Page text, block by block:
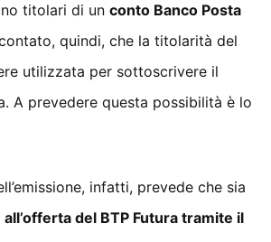
titolari di un conto Banco Posta
quindi, che la titolarità del
utilizzata per sottoscrivere il
A prevedere questa possibilità è lo
infatti, prevede che sia
del BTP Futura tramite il